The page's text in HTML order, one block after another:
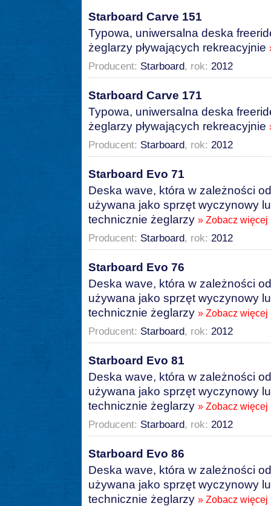
Starboard Carve 151
Typowa, uniwersalna deska
żeglarzy pływających rekreacyjnie
Producent: Starboard, rok: 2012
Starboard Carve 171
Typowa, uniwersalna deska
żeglarzy pływających rekreacyjnie
Producent: Starboard, rok: 2012
Starboard Evo 71
Deska wave, która w zależności
używana jako sprzęt wyczynowy
technicznie żeglarzy » Zobacz więcej
Producent: Starboard, rok: 2012
Starboard Evo 76
Deska wave, która w zależności
używana jako sprzęt wyczynowy
technicznie żeglarzy » Zobacz więcej
Producent: Starboard, rok: 2012
Starboard Evo 81
Deska wave, która w zależności
używana jako sprzęt wyczynowy
technicznie żeglarzy » Zobacz więcej
Producent: Starboard, rok: 2012
Starboard Evo 86
Deska wave, która w zależności
używana jako sprzęt wyczynowy
technicznie żeglarzy » Zobacz więcej